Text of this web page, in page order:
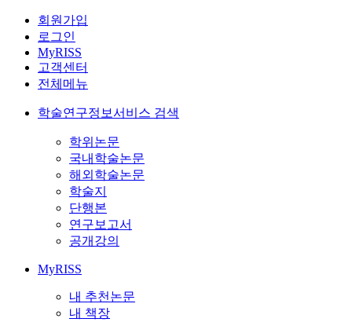
회원가입
로그인
MyRISS
고객센터
전체메뉴
학술연구정보서비스 검색
학위논문
국내학술논문
해외학술논문
학술지
단행본
연구보고서
공개강의
MyRISS
내 추천논문
내 책장